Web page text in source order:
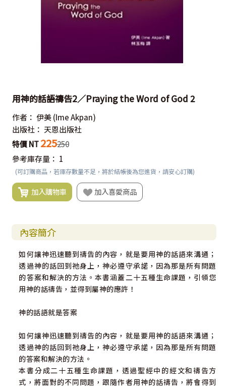
用神的話語禱告2／Praying the Word of God 2
作者： 伊美 (Ime Akpan)
出版社： 天恩出版社
特價 NT 225250
參考庫存量： 1
(可訂購商品，若庫存數量不足，將於結帳後為您進貨，請安心訂購)
加入購物車 加入喜愛商品
內容簡介
如何讓神迅速聽到禱告的內容，就是要用神的話語來溝通；
透過神的話回到祂身上，神必遵守承諾，因為那是所有問題
的答案和解決的方法。本書涵蓋二十五種生命課題，引領您
用神的話禱告，並得到屬神的應許！
神的話語就是答案
如何讓神迅速聽到禱告的內容，就是要用神的話語來溝通；
透過神的話回到祂身上，神必遵守承諾，因為那是所有問題
的答案和解決的方法。
本書分成二十五種生命課題，透過聖經中的經文和禱告方
式，將面對的不同問題，跟隨作者用神的話禱告，將會得到